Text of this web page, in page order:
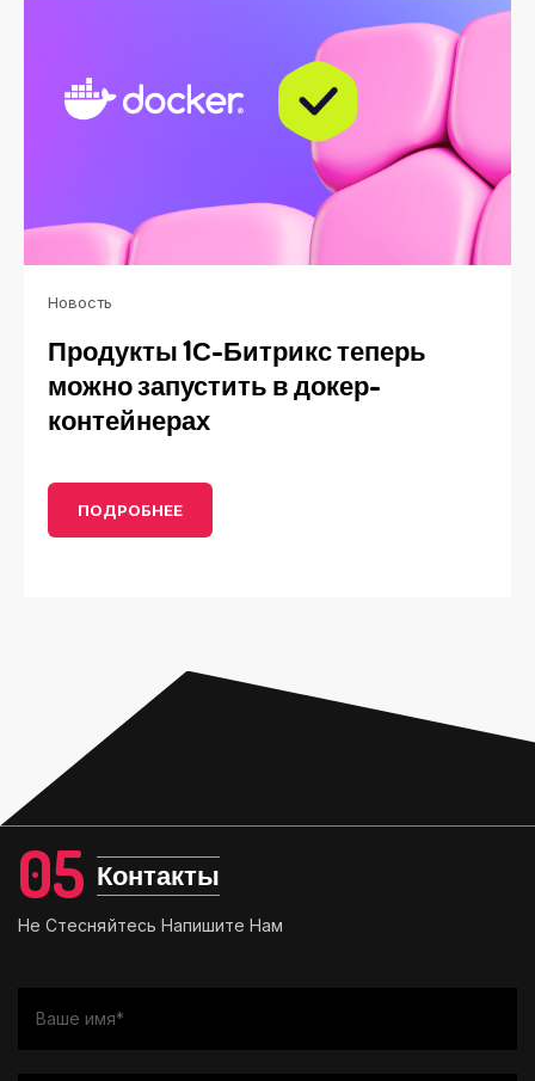
Новость
Продукты 1С-Битрикс теперь
можно запустить в докер-
контейнерах
ПОДРОБНЕЕ
05 Контакты
Не Стесняйтесь Напишите Нам